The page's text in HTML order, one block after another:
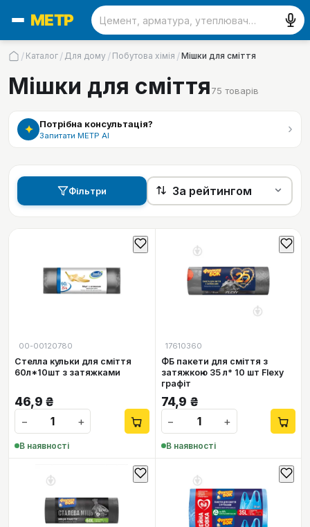
/ Каталог / Для дому / Побутова хімія /Мішки для сміття
Мішки для сміття75 товарів
✦ Потрібна консультація?
Запитати МЕТР АІ ›
Фільтри
00-00120780
Стелла кульки для сміття
60л*10шт з затяжками
46,9 ₴
−
+
В наявності
17610360
ФБ пакети для сміття з
затяжкою 35 л* 10 шт Flexy
графіт
74,9 ₴
−
+
В наявності